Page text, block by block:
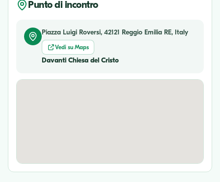
Punto di incontro
Piazza Luigi Roversi, 42121 Reggio Emilia RE, Italy
Vedi su Maps
Davanti Chiesa del Cristo